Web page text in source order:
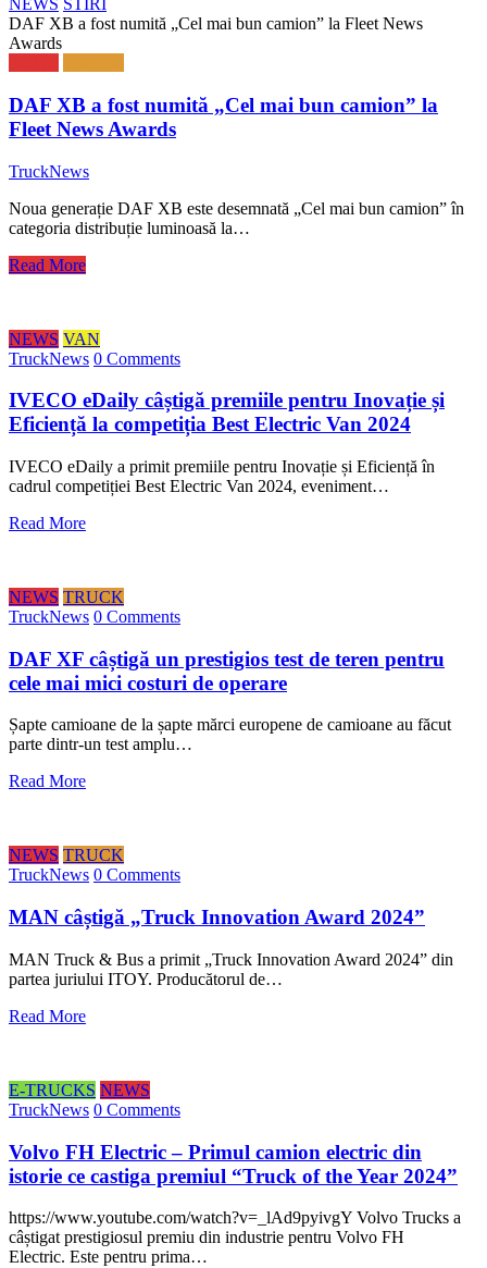
NEWS STIRI
DAF XB a fost numită „Cel mai bun camion” la Fleet News
Awards
DAF XB a fost numită „Cel mai bun camion” la
Fleet News Awards
TruckNews
Noua generație DAF XB este desemnată „Cel mai bun camion” în
categoria distribuție luminoasă la…
Read More
NEWS VAN
TruckNews 0 Comments
IVECO eDaily câștigă premiile pentru Inovație și
Eficiență la competiția Best Electric Van 2024
IVECO eDaily a primit premiile pentru Inovație și Eficiență în
cadrul competiției Best Electric Van 2024, eveniment…
Read More
NEWS TRUCK
TruckNews 0 Comments
DAF XF câștigă un prestigios test de teren pentru
cele mai mici costuri de operare
Șapte camioane de la șapte mărci europene de camioane au făcut
parte dintr-un test amplu…
Read More
NEWS TRUCK
TruckNews 0 Comments
MAN câștigă „Truck Innovation Award 2024”
MAN Truck & Bus a primit „Truck Innovation Award 2024” din
partea juriului ITOY. Producătorul de…
Read More
E-TRUCKS NEWS
TruckNews 0 Comments
Volvo FH Electric – Primul camion electric din
istorie ce castiga premiul “Truck of the Year 2024”
https://www.youtube.com/watch?v=_lAd9pyivgY Volvo Trucks a
câștigat prestigiosul premiu din industrie pentru Volvo FH
Electric. Este pentru prima…